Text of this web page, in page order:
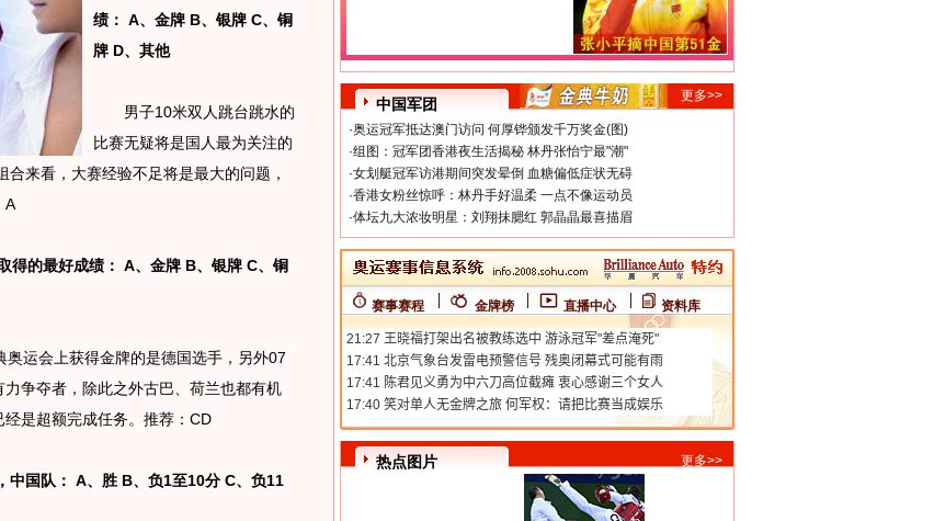
绩： A、金牌 B、银牌 C、铜
牌 D、其他
男子10米双人跳台跳水的
比赛无疑将是国人最为关注的
来看，大赛经验不足将是最大的问题，
A
的最好成绩： A、金牌 B、银牌 C、铜
运会上获得金牌的是德国选手，另外07
争夺者，除此之外古巴、荷兰也都有机
是超额完成任务。推荐：CD
国队： A、胜 B、负1至10分 C、负11
中国军团
更多>>
·奥运冠军抵达澳门访问 何厚铧颁发千万奖金(图)
·组图：冠军团香港夜生活揭秘 林丹张怡宁最"潮"
·女划艇冠军访港期间突发晕倒 血糖偏低症状无碍
·香港女粉丝惊呼：林丹手好温柔 一点不像运动员
·体坛九大浓妆明星：刘翔抹腮红 郭晶晶最喜描眉
赛事赛程 金牌榜 直播中心 资料库
热点图片 更多>>